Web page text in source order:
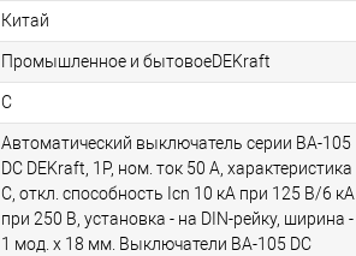
Китай
Промышленное и бытовоеDEKraft
C
Автоматический выключатель серии ВА-105
DC DEKraft, 1P, ном. ток 50 А, характеристика
C, откл. способность Icn 10 кА при 125 В/6 кА
при 250 В, установка - на DIN-рейку, ширина -
1 мод. х 18 мм. Выключатели ВА-105 DC